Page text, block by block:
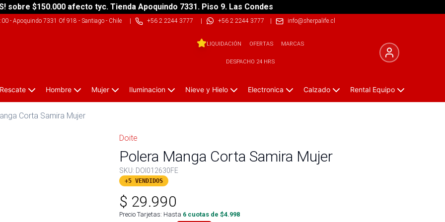
sobre $150.000 afecto tyc. Tienda Apoquindo 7331. Piso 9. Las Condes
- Apoquindo 7331 Of 918 - Santiago - Chile| +56 2 2244 3777 | +56 2 2244 3777 | info@sherpalife.cl
LIQUIDACIÓN OFERTAS MARCAS
DESPACHO 24 HRS
Hombre Mujer Iluminacion Nieve y Hielo Electronica Calzado Rental Equipo
Corta Samira Mujer
Doite
Polera Manga Corta Samira Mujer
SKU: DOI012630FE
+5 VENDIDOS
$ 29.990
Precio Tarjetas: Hasta 6 cuotas de $4.998